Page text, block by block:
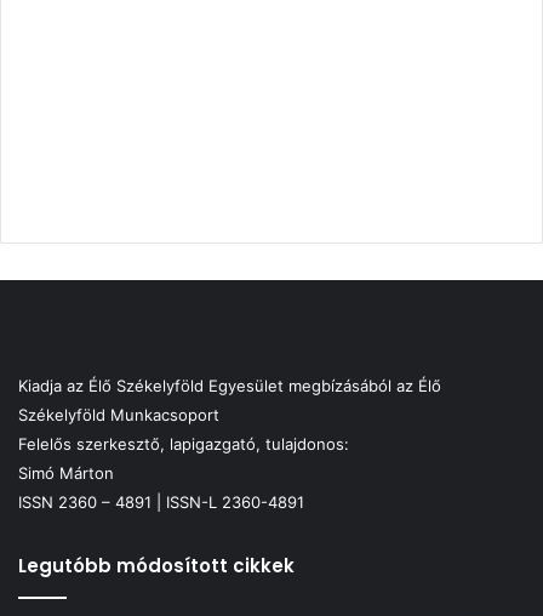
Kiadja az Élő Székelyföld Egyesület megbízásából az Élő
Székelyföld Munkacsoport
Felelős szerkesztő, lapigazgató, tulajdonos:
Simó Márton
ISSN 2360 – 4891 | ISSN-L 2360-4891
Legutóbb módosított cikkek